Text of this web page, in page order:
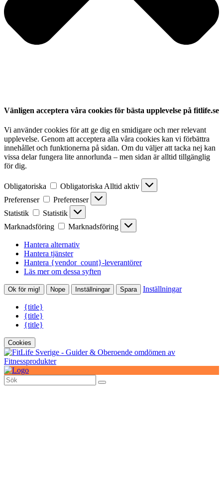
Vänligen acceptera våra cookies för bästa upplevelse på fitlife.se
Vi använder cookies för att ge dig en smidigare och mer relevant
upplevelse. Genom att acceptera alla våra cookies kan vi förbättra
innehållet och funktionerna på sidan. Om du väljer att tacka nej kan
vissa delar fungera lite annorlunda – men sidan är alltid tillgänglig
för dig.
Obligatoriska Obligatoriska Alltid aktiv
Preferenser
Preferenser
Statistik
Statistik
Marknadsföring
Marknadsföring
Hantera alternativ
Hantera tjänster
Hantera {vendor_count}-leverantörer
Läs mer om dessa syften
Ok för mig! Nope Inställningar Spara Inställningar
{title}
{title}
{title}
Cookies